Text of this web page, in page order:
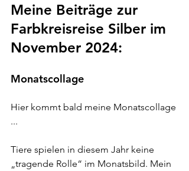
Meine Beiträge zur
Farbkreisreise Silber im
November 2024:
Monatscollage
Hier kommt bald meine Monatscollage
...
Tiere spielen in diesem Jahr keine
„tragende Rolle“ im Monatsbild. Mein